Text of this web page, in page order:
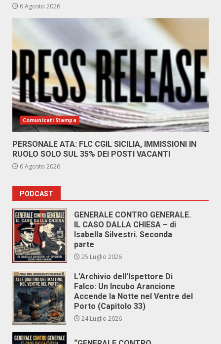
6 Agosto 2026
Comunicati Stampa
PERSONALE ATA: FLC CGIL SICILIA, IMMISSIONI IN
RUOLO SOLO SUL 35% DEI POSTI VACANTI
6 Agosto 2026
PODCAST
GENERALE CONTRO GENERALE.
IL CASO DALLA CHIESA – di
Isabella Silvestri. Seconda
parte
25 Luglio 2026
L’Archivio dell’Ispettore Di
Falco: Un Incubo Arancione
Accende la Notte nel Ventre del
Porto (Capitolo 33)
24 Luglio 2026